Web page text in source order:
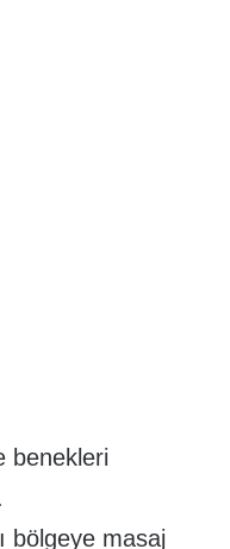
benekleri
bölgeye masaj